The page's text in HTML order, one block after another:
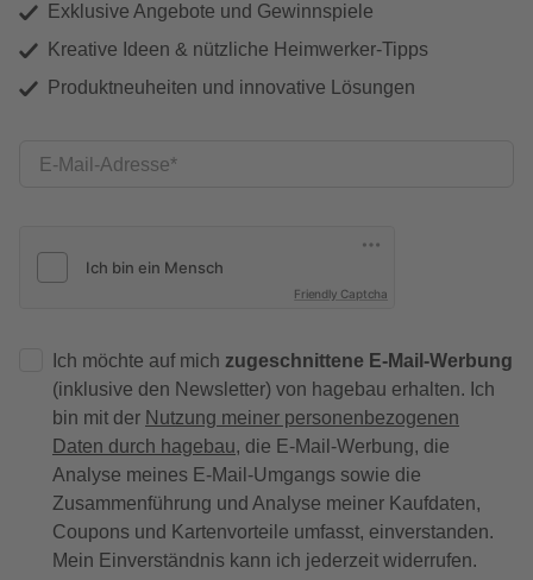
Exklusive Angebote und Gewinnspiele
Kreative Ideen & nützliche Heimwerker-Tipps
Produktneuheiten und innovative Lösungen
E-Mail-Adresse
Friendly Captcha
Ich möchte auf mich zugeschnittene E-Mail-Werbung
(inklusive den Newsletter) von hagebau erhalten. Ich
bin mit der Nutzung meiner personenbezogenen
Daten durch hagebau, die E-Mail-Werbung, die
Analyse meines E-Mail-Umgangs sowie die
Zusammenführung und Analyse meiner Kaufdaten,
Coupons und Kartenvorteile umfasst, einverstanden.
Mein Einverständnis kann ich jederzeit widerrufen.